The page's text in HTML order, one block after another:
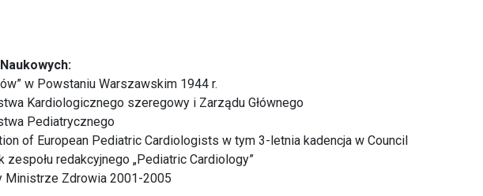
w Powstaniu Warszawskim 1944 r.
Kardiologicznego szeregowy i Zarządu Głównego
Pediatrycznego
of European Pediatric Cardiologists w tym 3-letnia kadencja w Council
zespołu redakcyjnego „Pediatric Cardiology”
Ministrze Zdrowia 2001-2005